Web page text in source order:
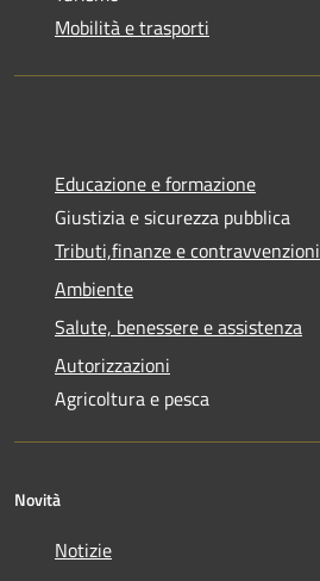
Mobilità e trasporti
Educazione e formazione
Giustizia e sicurezza pubblica
Tributi,finanze e contravvenzioni
Ambiente
Salute, benessere e assistenza
Autorizzazioni
Agricoltura e pesca
Novità
Notizie